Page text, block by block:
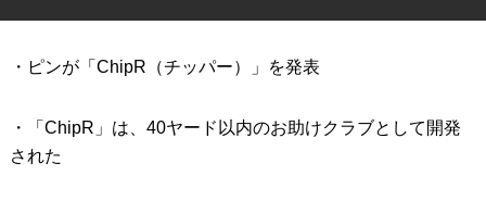
・ピンが「ChipR（チッパー）」を発表
・「ChipR」は、40ヤード以内のお助けクラブとして開発
された
HYBRIDS ハイブリッド
IRONS アイアン
WEDGES
PUTTERS